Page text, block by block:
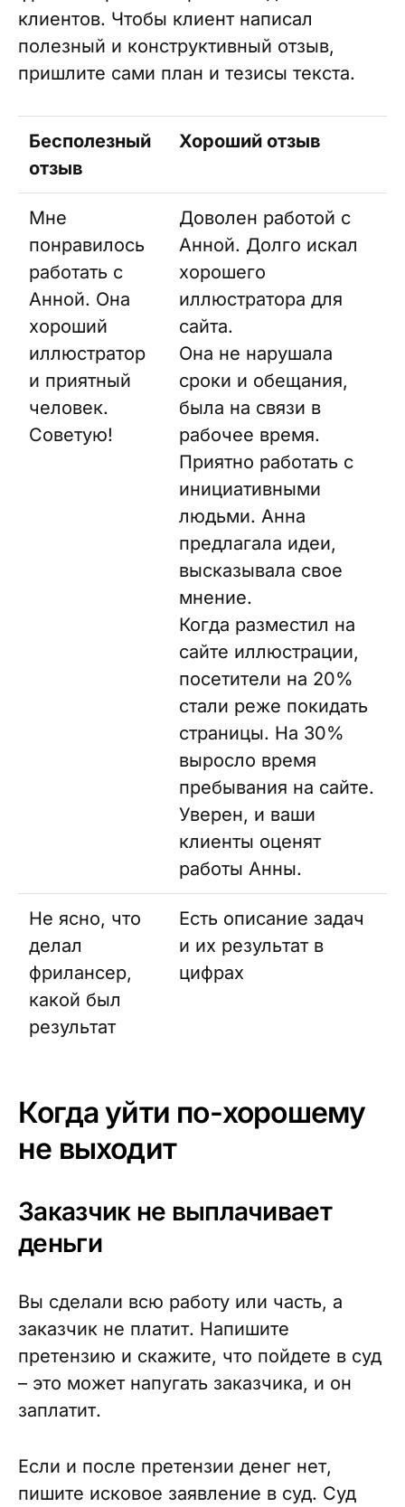
клиентов. Чтобы клиент написал
полезный и конструктивный отзыв,
пришлите сами план и тезисы текста.
Бесполезный
отзыв
Хороший отзыв
Мне
понравилось
работать с
Анной. Она
хороший
иллюстратор
и приятный
человек.
Советую!
Доволен работой с
Анной. Долго искал
хорошего
иллюстратора для
сайта.
Она не нарушала
сроки и обещания,
была на связи в
рабочее время.
Приятно работать с
инициативными
людьми. Анна
предлагала идеи,
высказывала свое
мнение.
Когда разместил на
сайте иллюстрации,
посетители на 20%
стали реже покидать
страницы. На 30%
выросло время
пребывания на сайте.
Уверен, и ваши
клиенты оценят
работы Анны.
Не ясно, что
делал
фрилансер,
какой был
результат
Есть описание задач
и их результат в
цифрах
Когда уйти по-хорошему
не выходит
Заказчик не выплачивает
деньги
Вы сделали всю работу или часть, а
заказчик не платит. Напишите
претензию и скажите, что пойдете в суд
– это может напугать заказчика, и он
заплатит.
Если и после претензии денег нет,
пишите исковое заявление в суд. Суд